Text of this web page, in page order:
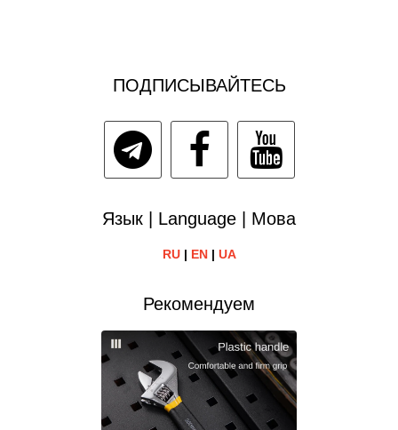
ПОДПИСЫВАЙТЕСЬ
Язык | Language | Мова
RU| EN| UA
Рекомендуем